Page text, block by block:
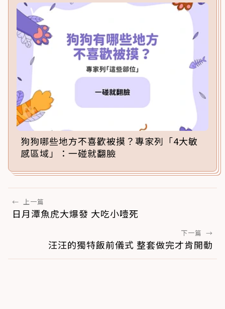
狗狗哪些地方不喜歡被摸？專家列「4大敏
感區域」：一碰就翻臉
← 上一篇
日月潭魚虎大爆發 大吃小噎死
下一篇 →
汪汪的獨特飯前儀式 整套做完才肯開動